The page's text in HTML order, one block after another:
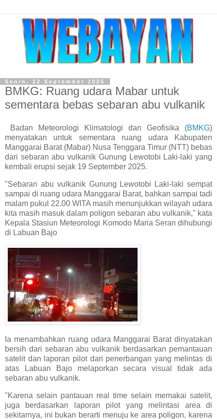
Senin, 22 September 2025
BMKG: Ruang udara Mabar untuk
sementara bebas sebaran abu vulkanik
Badan Meteorologi Klimatologi dan Geofisika (BMKG)
menyatakan untuk sementara ruang udara Kabupaten
Manggarai Barat (Mabar) Nusa Tenggara Timur (NTT) bebas
dari sebaran abu vulkanik Gunung Lewotobi Laki-laki yang
kembali erupsi sejak 19 September 2025.
"Sebaran abu vulkanik Gunung Lewotobi Laki-laki sempat
sampai di ruang udara Manggarai Barat, bahkan sampai tadi
malam pukul 22.00 WITA masih menunjukkan wilayah udara
kita masih masuk dalam poligon sebaran abu vulkanik," kata
Kepala Stasiun Meteorologi Komodo Maria Seran dihubungi
di Labuan Bajo
Ia menambahkan ruang udara Manggarai Barat dinyatakan
bersih dari sebaran abu vulkanik berdasarkan pemantauan
satelit dan laporan pilot dari penerbangan yang melintas di
atas Labuan Bajo melaporkan secara visual tidak ada
sebaran abu vulkanik.
"Karena selain pantauan real time selain memakai satelit,
juga berdasarkan laporan pilot yang melintasi area di
sekitarnya, ini bukan berarti menuju ke area poligon, karena